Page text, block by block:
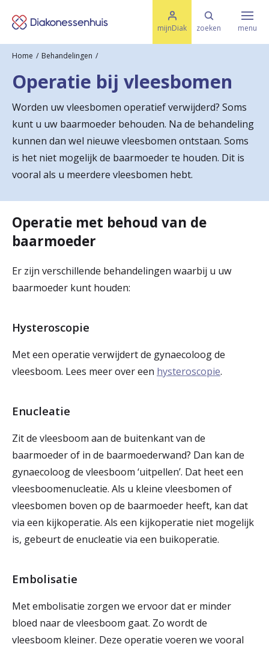
e
g
mijnDiak zoeken
M
e
e
n
menu
Ziektes & Aandoeningen
Uw bezoek
Spoed
Home Behandelingen
Operatie bij vleesbomen
Worden uw vleesbomen operatief verwijderd? Soms
kunt u uw baarmoeder behouden. Na de behandeling
kunnen dan wel nieuwe vleesbomen ontstaan. Soms
is het niet mogelijk de baarmoeder te houden. Dit is
vooral als u meerdere vleesbomen hebt.
Operatie met behoud van de
baarmoeder
Er zijn verschillende behandelingen waarbij u uw
baarmoeder kunt houden:
Hysteroscopie
Met een operatie verwijdert de gynaecoloog de
vleesboom. Lees meer over een hysteroscopie.
Enucleatie
Zit de vleesboom aan de buitenkant van de
baarmoeder of in de baarmoederwand? Dan kan de
gynaecoloog de vleesboom ‘uitpellen’. Dat heet een
vleesboomenucleatie. Als u kleine vleesbomen of
vleesbomen boven op de baarmoeder heeft, kan dat
via een kijkoperatie. Als een kijkoperatie niet mogelijk
is, gebeurt de enucleatie via een buikoperatie.
Embolisatie
Met embolisatie zorgen we ervoor dat er minder
bloed naar de vleesboom gaat. Zo wordt de
vleesboom kleiner. Deze operatie voeren we vooral